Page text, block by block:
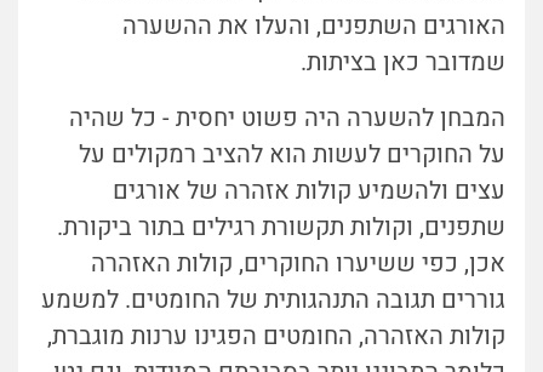
האורגים השתפנים, והעלו את ההשערה
שמדובר כאן בציתות.
המבחן להשערה היה פשוט יחסית - כל שהיה
על החוקרים לעשות הוא להציב רמקולים על
עצים ולהשמיע קולות אזהרה של אורגים
שתפנים, וקולות תקשורת רגילים בתור ביקורת.
אכן, כפי ששיערו החוקרים, קולות האזהרה
גוררים תגובה התנהגותית של החומטים. למשמע
קולות האזהרה, החומטים הפגינו ערנות מוגברת,